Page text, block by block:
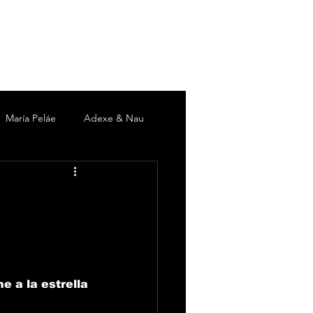
María Peláe Adexe & Nau
David DeMaría
a la estrella